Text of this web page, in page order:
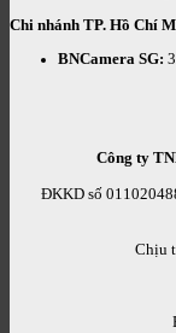
Chi nhánh TP. Hồ Chí
BNCamera SG:
Công ty
ĐKKD số
Chịu